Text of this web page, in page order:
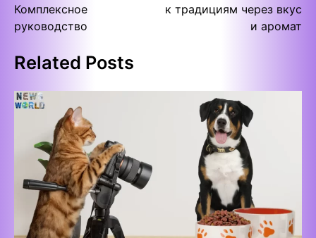
Комплексное
руководство
к традициям через вкус
и аромат
Related Posts